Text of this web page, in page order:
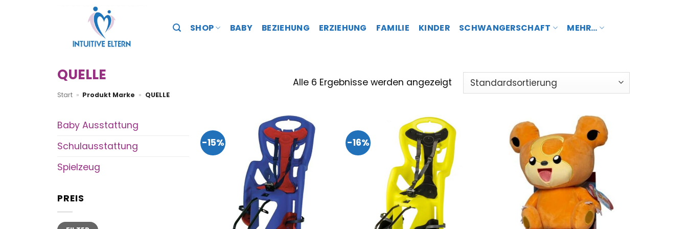
SHOP BABY BEZIEHUNG ERZIEHUNG FAMILIE KINDER SCHWANGERSCHAFT MEHR…
QUELLE
Start » Produkt Marke » QUELLE
Alle 6 Ergebnisse werden angezeigt
Baby Ausstattung
Schulausstattung
Spielzeug
PREIS
Min.
Max.
-15% -16%